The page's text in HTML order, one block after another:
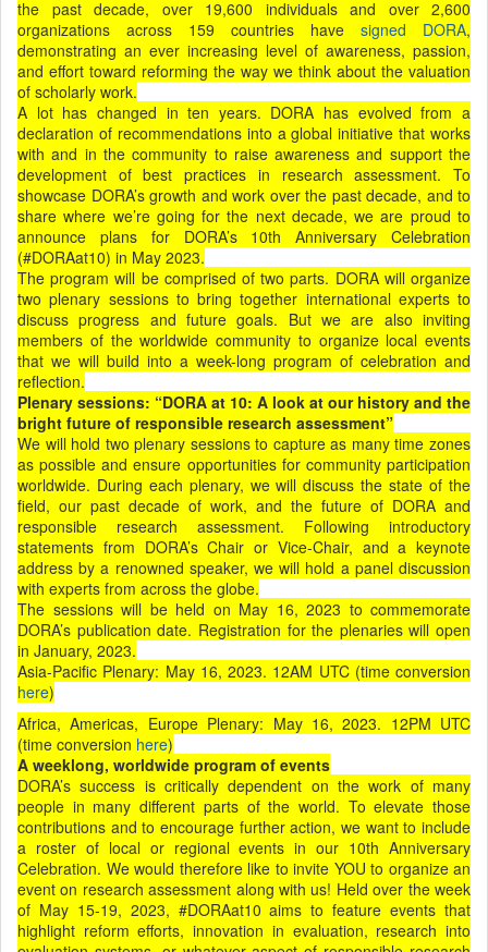
the past decade, over 19,600 individuals and over 2,600
organizations across 159 countries have signed DORA,
demonstrating an ever increasing level of awareness, passion,
and effort toward reforming the way we think about the valuation
of scholarly work.
A lot has changed in ten years. DORA has evolved from a
declaration of recommendations into a global initiative that works
with and in the community to raise awareness and support the
development of best practices in research assessment. To
showcase DORA’s growth and work over the past decade, and to
share where we’re going for the next decade, we are proud to
announce plans for DORA’s 10th Anniversary Celebration
(#DORAat10) in May 2023.
The program will be comprised of two parts. DORA will organize
two plenary sessions to bring together international experts to
discuss progress and future goals. But we are also inviting
members of the worldwide community to organize local events
that we will build into a week-long program of celebration and
reflection.
Plenary sessions: “DORA at 10: A look at our history and the
bright future of responsible research assessment”
We will hold two plenary sessions to capture as many time zones
as possible and ensure opportunities for community participation
worldwide. During each plenary, we will discuss the state of the
field, our past decade of work, and the future of DORA and
responsible research assessment. Following introductory
statements from DORA’s Chair or Vice-Chair, and a keynote
address by a renowned speaker, we will hold a panel discussion
with experts from across the globe.
The sessions will be held on May 16, 2023 to commemorate
DORA’s publication date. Registration for the plenaries will open
in January, 2023.
Asia-Pacific Plenary: May 16, 2023. 12AM UTC (time conversion
here)
Africa, Americas, Europe Plenary: May 16, 2023. 12PM UTC
(time conversion here)
A weeklong, worldwide program of events
DORA’s success is critically dependent on the work of many
people in many different parts of the world. To elevate those
contributions and to encourage further action, we want to include
a roster of local or regional events in our 10th Anniversary
Celebration. We would therefore like to invite YOU to organize an
event on research assessment along with us! Held over the week
of May 15-19, 2023, #DORAat10 aims to feature events that
highlight reform efforts, innovation in evaluation, research into